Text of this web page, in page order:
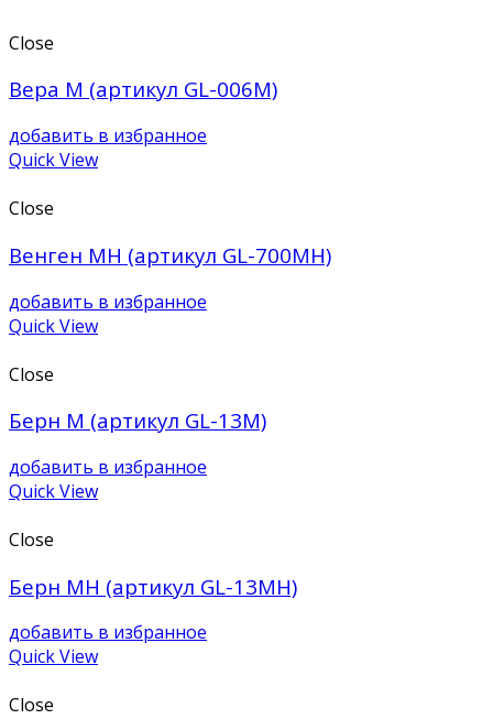
Close
Вера М (артикул GL-006М)
добавить в избранное
Quick View
Close
Венген МН (артикул GL-700MH)
добавить в избранное
Quick View
Close
Берн М (артикул GL-13M)
добавить в избранное
Quick View
Close
Берн МН (артикул GL-13MH)
добавить в избранное
Quick View
Close